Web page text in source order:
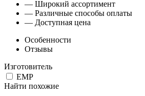
— Широкий ассортимент
— Различные способы оплаты
— Доступная цена
Особенности
Отзывы
Изготовитель
EMP
Найти похожие